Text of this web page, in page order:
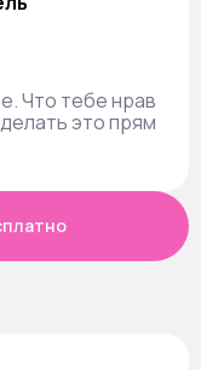
Что тебе нрав
это прям